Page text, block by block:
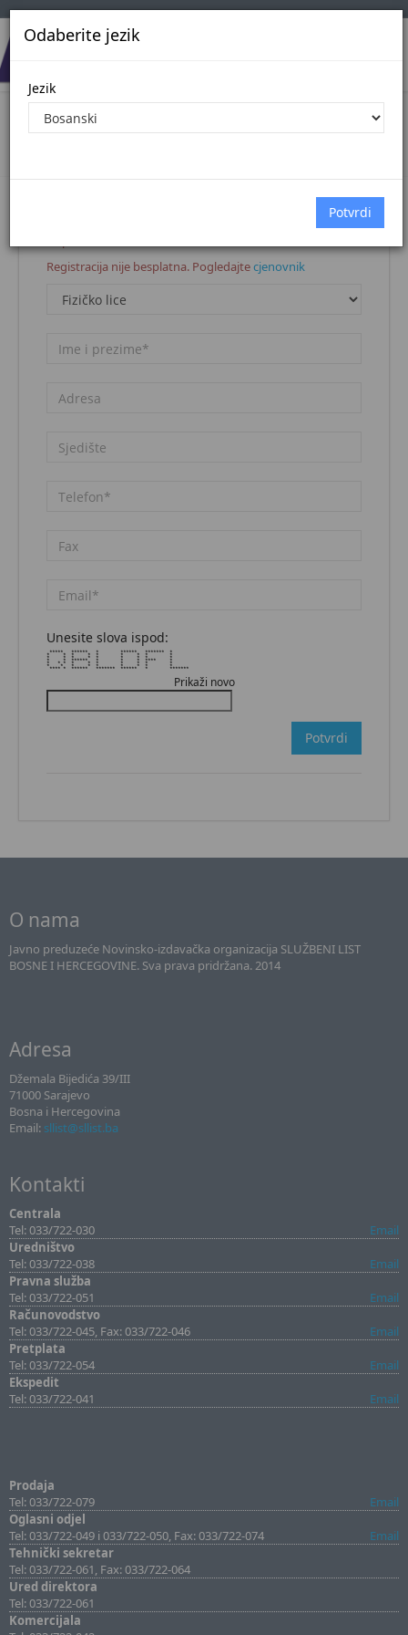
Odaberite jezik
Jezik
Registracija korisnika
Registracija nije besplatna. Pogledajtecjenovnik
Unesite slova ispod:
***** ****** * ****** ******* *
* * * * * * * * *
* * * * * * * * *
* * ****** * * * **** *
* * * * * * * * * *
* * * * * * * * *
**** * ****** ******* ****** * *******
Prikaži novo
Potvrdi
O nama
Javno preduzeće Novinsko-izdavačka organizacija SLUŽBENI LIST
BOSNE I HERCEGOVINE. Sva prava pridržana. 2014
Adresa
Džemala Bijedića 39/III
71000 Sarajevo
Bosna i Hercegovina
Email: sllist@sllist.ba
Kontakti
Centrala
Tel: 033/722-030
Email
Uredništvo
Tel: 033/722-038
Email
Pravna služba
Tel: 033/722-051
Email
Računovodstvo
Tel: 033/722-045, Fax: 033/722-046
Email
Pretplata
Tel: 033/722-054
Email
Ekspedit
Tel: 033/722-041
Email
Prodaja
Tel: 033/722-079
Email
Oglasni odjel
Tel: 033/722-049 i 033/722-050, Fax: 033/722-074
Email
Tehnički sekretar
Tel: 033/722-061, Fax: 033/722-064
Ured direktora
Tel: 033/722-061
Komercijala